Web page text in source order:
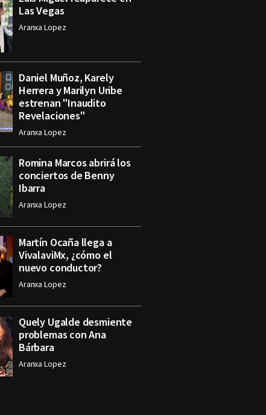
Las Vegas
Aranxa Lopez
Daniel Muñoz, Karely
Herrera y Marilyn Uribe
estrenan "Inaudito
Revelaciones"
Aranxa Lopez
Romina Marcos abrirá los
conciertos de Benny
Ibarra
Aranxa Lopez
Martín Ocaña llega a
VivalaviMx, ¿cómo el
nuevo conductor?
Aranxa Lopez
Quely Ugalde desmiente
problemas con Ana
Bárbara
Aranxa Lopez